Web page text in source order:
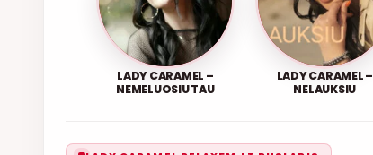
LADY CARAMEL –
NEMELUOSIU TAU
LADY CARAMEL –
NELAUKSIU